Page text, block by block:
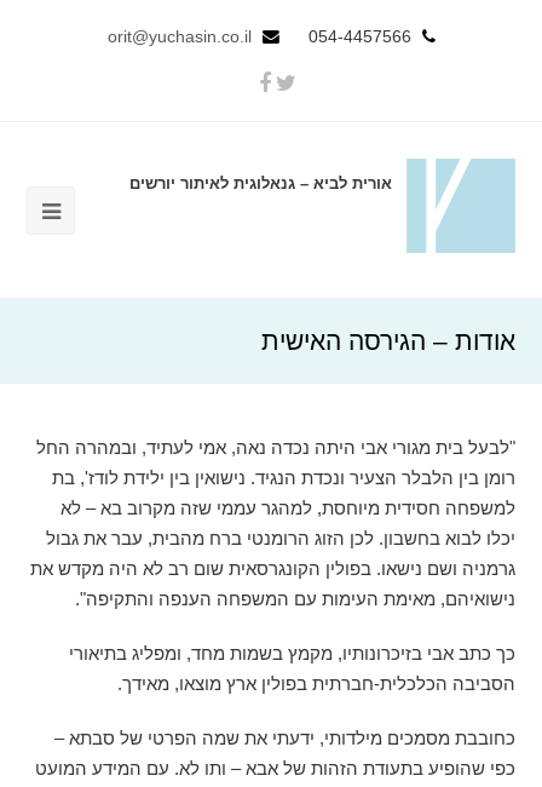
orit@yuchasin.co.il
אורית לביא – גנאלוגית לאיתור יורשים
אודות – הגירסה האישית
"לבעל בית מגורי אבי היתה נכדה נאה, אמי לעתיד, ובמהרה החל
רומן בין הלבלר הצעיר ונכדת הנגיד. נישואין בין ילידת לודז', בת
למשפחה חסידית מיוחסת, למהגר עממי שזה מקרוב בא – לא
יכלו לבוא בחשבון. לכן הזוג הרומנטי ברח מהבית, עבר את גבול
גרמניה ושם נישאו. בפולין הקונגרסאית שום רב לא היה מקדש את
נישואיהם, מאימת העימות עם המשפחה הענפה והתקיפה".
כך כתב אבי בזיכרונותיו, מקמץ בשמות מחד, ומפליג בתיאורי
הסביבה הכלכלית-חברתית בפולין ארץ מוצאו, מאידך.
כחובבת מסמכים מילדותי, ידעתי את שמה הפרטי של סבתא –
כפי שהופיע בתעודת הזהות של אבא – ותו לא. עם המידע המועט